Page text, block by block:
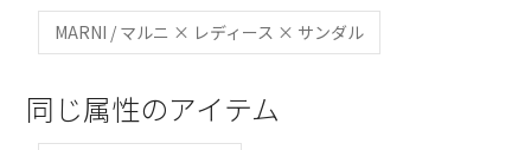
MARNI / マルニ × レディース × サンダル
同じ属性のアイテム